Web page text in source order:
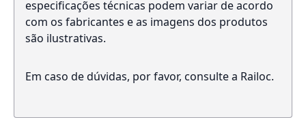
especificações técnicas podem variar de acordo
com os fabricantes e as imagens dos produtos
são ilustrativas.
Em caso de dúvidas, por favor, consulte a Railoc.